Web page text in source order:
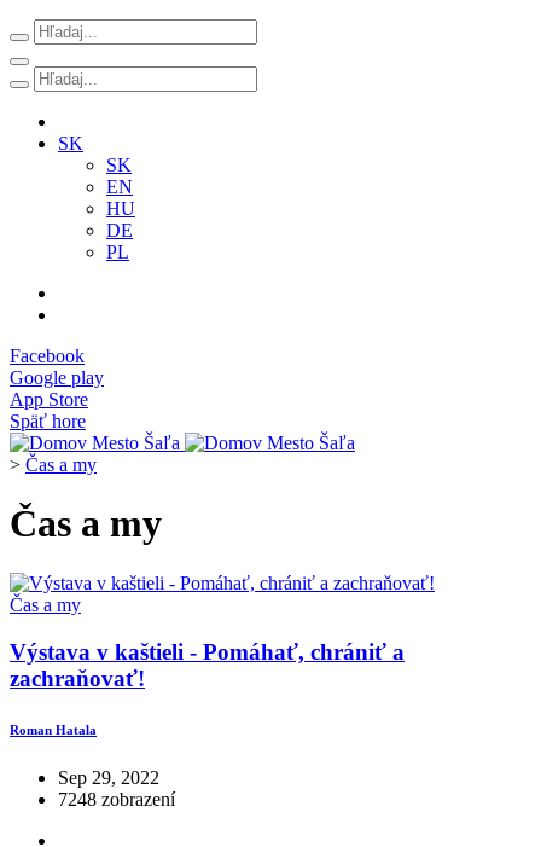
SK
SK
EN
HU
DE
PL
Facebook
Google play
App Store
Späť hore
> Čas a my
Čas a my
Čas a my
Výstava v kaštieli - Pomáhať, chrániť a
zachraňovať!
Roman Hatala
Sep 29, 2022
7248 zobrazení